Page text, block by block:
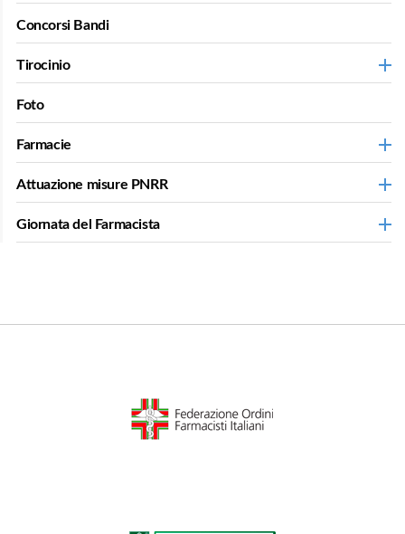
Concorsi Bandi
Tirocinio
Foto
Farmacie
Attuazione misure PNRR
Giornata del Farmacista